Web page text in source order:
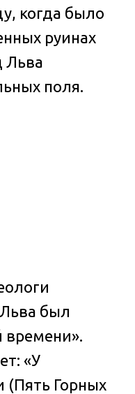
когда было
руинах
Льва
поля.
был
времени».
«У
Горных